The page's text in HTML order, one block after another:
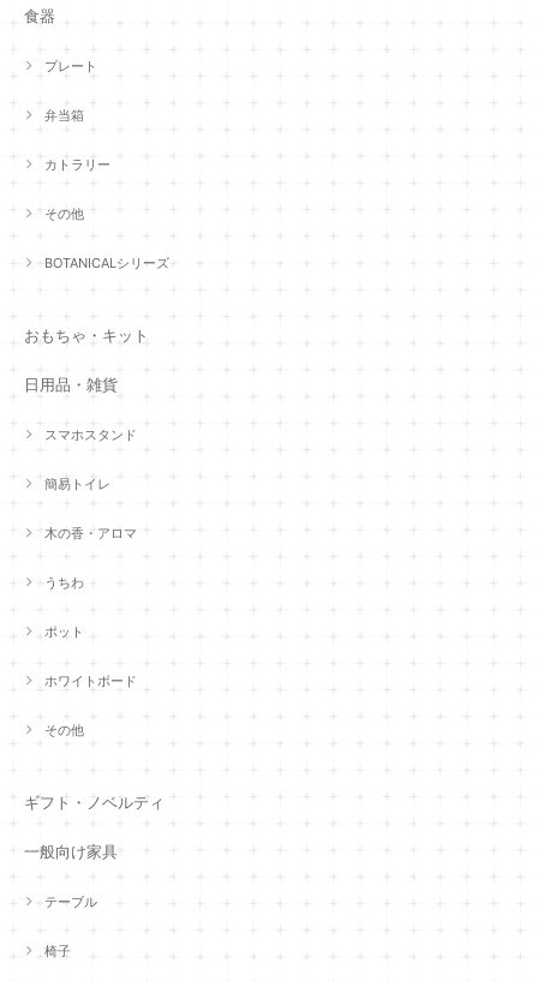
食器
プレート
弁当箱
カトラリー
その他
BOTANICALシリーズ
おもちゃ・キット
日用品・雑貨
スマホスタンド
簡易トイレ
木の香・アロマ
うちわ
ポット
ホワイトボード
その他
ギフト・ノベルティ
一般向け家具
テーブル
椅子